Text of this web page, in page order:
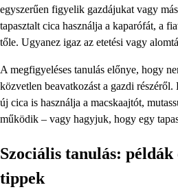
egyszerűen figyelik gazdájukat vagy
tapasztalt cica használja a kaparófát, a
tőle. Ugyanez igaz az etetési vagy
A megfigyeléses tanulás előnye, hogy
közvetlen beavatkozást a gazdi
új cica is használja a macskaajtót,
működik – vagy hagyjuk, hogy egy
Szociális tanulás:
tippek